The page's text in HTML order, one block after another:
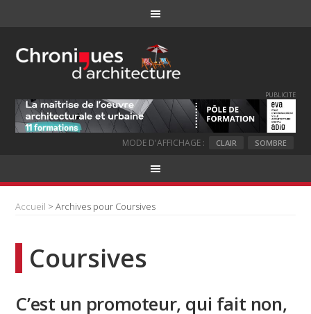
PUBLICITE
MODE D'AFFICHAGE : CLAIR SOMBRE
Accueil > Archives pour Coursives
Coursives
C’est un promoteur, qui fait non,